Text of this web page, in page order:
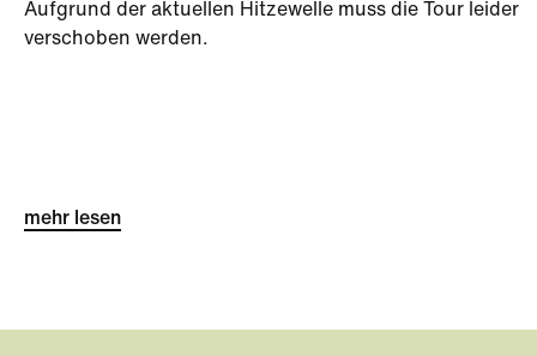
Aufgrund der aktuellen Hitzewelle muss die Tour leider
verschoben werden.
mehr lesen